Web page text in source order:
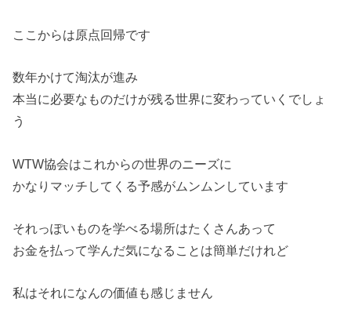
ここからは原点回帰です
数年かけて淘汰が進み
本当に必要なものだけが残る世界に変わっていくでしょ
う
WTW協会はこれからの世界のニーズに
かなりマッチしてくる予感がムンムンしています
それっぽいものを学べる場所はたくさんあって
お金を払って学んだ気になることは簡単だけれど
私はそれになんの価値も感じません